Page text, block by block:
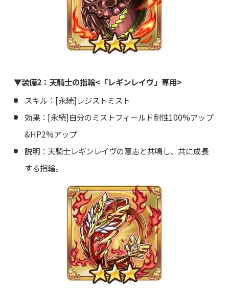
▼装備2：天騎士の指輪<「レギンレイヴ」専用>
スキル：[永続]レジストミスト
効果：[永続]自分のミストフィールド耐性100%アップ
&HP2%アップ
説明：天騎士レギンレイヴの意志と共鳴し、共に成長
する指輪。